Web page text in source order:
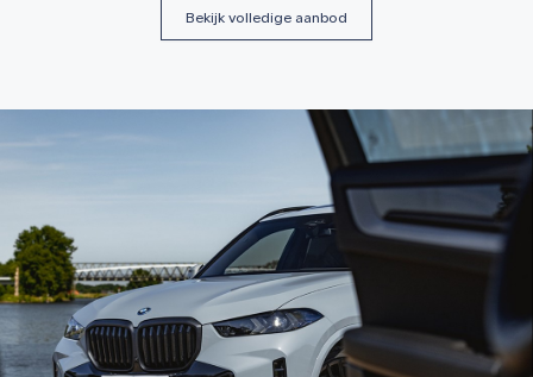
Bekijk volledige aanbod